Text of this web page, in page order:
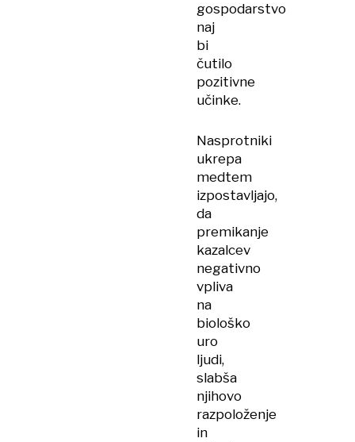
gospodarstvo
naj
bi
čutilo
pozitivne
učinke.
Nasprotniki
ukrepa
medtem
izpostavljajo,
da
premikanje
kazalcev
negativno
vpliva
na
biološko
uro
ljudi,
slabša
njihovo
razpoloženje
in